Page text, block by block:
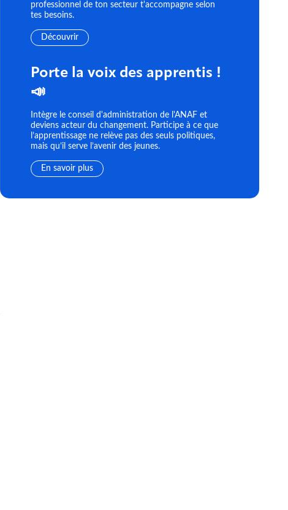
professionnel de ton secteur t'accompagne selon
tes besoins.
Découvrir
Porte la voix des apprentis !
📣
Intègre le conseil d'administration de l'ANAF et
deviens acteur du changement. Participe à ce que
l’apprentissage ne relève pas des seuls politiques,
mais qu’il serve l’avenir des jeunes.
En savoir plus